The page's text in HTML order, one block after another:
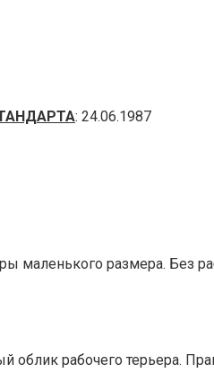
: 24.06.1987
маленького размера. Без
облик рабочего терьера.